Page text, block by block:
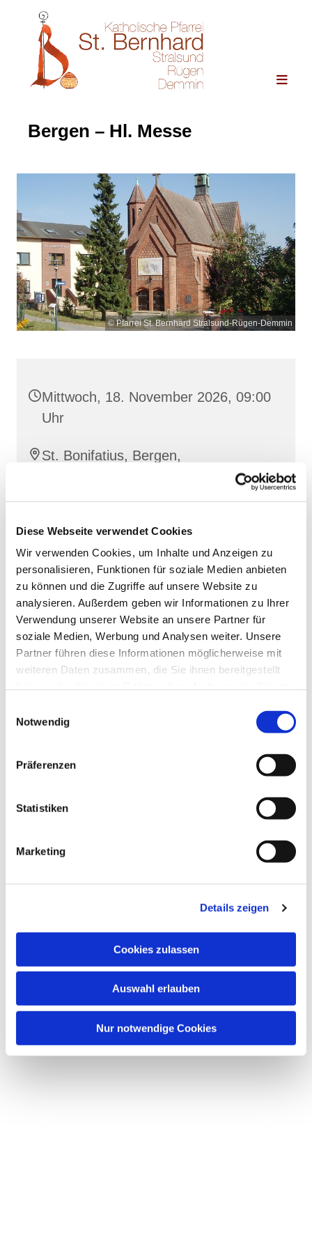
Diese Webseite verwendet Cookies
Wir verwenden Cookies, um Inhalte und Anzeigen zu
personalisieren, Funktionen für soziale Medien anbieten
zu können und die Zugriffe auf unsere Website zu
analysieren. Außerdem geben wir Informationen zu Ihrer
Verwendung unserer Website an unsere Partner für
soziale Medien, Werbung und Analysen weiter. Unsere
Partner führen diese Informationen möglicherweise mit
weiteren Daten zusammen, die Sie ihnen bereitgestellt
Notwendig
Präferenzen
Statistiken
Marketing
Details zeigen
Cookies zulassen
Auswahl erlauben
Nur notwendige Cookies
Bergen – Hl. Messe
© Pfarrei St. Bernhard Stralsund-Rügen-Demmin
Mittwoch, 18. November 2026, 09:00
Uhr
St. Bonifatius, Bergen,
Clementstraße 1, 18528 Bergen auf